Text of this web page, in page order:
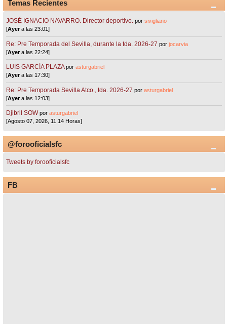
Temas Recientes
JOSÉ IGNACIO NAVARRO. Director deportivo. porsivigliano
[Ayera las 23:01]
Re: Pre Temporada del Sevilla, durante la tda. 2026-27 porjocarvia
[Ayera las 22:24]
LUIS GARCÍA PLAZA porasturgabriel
[Ayera las 17:30]
Re: Pre Temporada Sevilla Atco., tda. 2026-27 porasturgabriel
[Ayera las 12:03]
Djibril SOW porasturgabriel
[Agosto 07, 2026, 11:14 Horas]
@forooficialsfc
Tweets by forooficialsfc
FB